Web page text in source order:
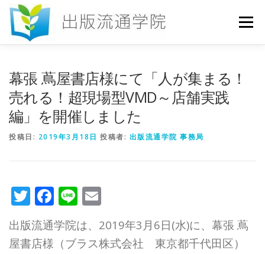
メニュー
お問い合わせ DICTIONARY
幕張 蔦屋書店様にて「人が集まる！
売れる！超現場型VMD～店舗実践
編」を開催しました
投稿日: 2019年3月18日 投稿者: 出版流通学院 事務局
Twitter
Facebook
Line
出版流通学院は、2019年3月6日(水)に、幕張 蔦
屋書店様（ブラス株式会社 東京都千代田区）